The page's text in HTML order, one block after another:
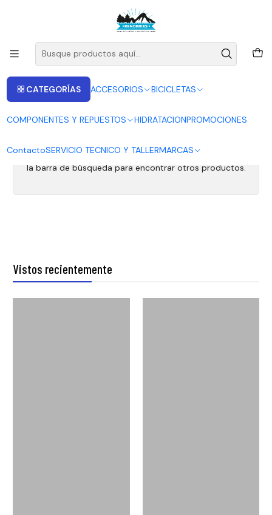
CATEGORÍAS ACCESORIOS BICICLETAS
COMPONENTES Y REPUESTOS HIDRATACIONPROMOCIONES
ContactoSERVICIO TECNICO Y TALLERMARCAS
ENVIOS A LAS RECIONES V - IV - RM DESDE 2.990
Fox 40
Puedes probar a buscar en otras categorías o utilizar
la barra de búsqueda para encontrar otros productos.
Vistos recientemente